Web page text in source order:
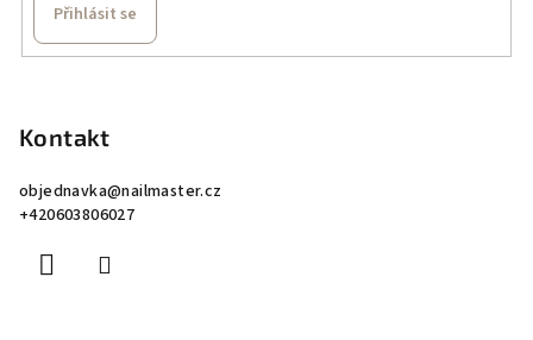
Přihlásit se
Kontakt
objednavka@nailmaster.cz
+420603806027